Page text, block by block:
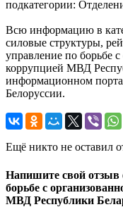
подкатегории:
Всю информацию в
силовые структуры,
управление по борьбе
коррупцией МВД
информационном
Белоруссии.
Ещё никто не оставил
Напишите свой отзыв
борьбе с
МВД Республики